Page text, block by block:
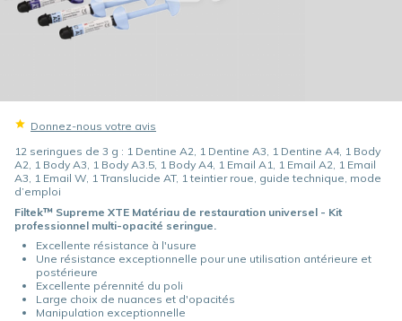
Donnez-nous votre avis
12 seringues de 3 g : 1 Dentine A2, 1 Dentine A3, 1 Dentine A4, 1 Body
A2, 1 Body A3, 1 Body A3.5, 1 Body A4, 1 Email A1, 1 Email A2, 1 Email
A3, 1 Email W, 1 Translucide AT, 1 teintier roue, guide technique, mode
d’emploi
Filtek™ Supreme XTE Matériau de restauration universel - Kit
professionnel multi-opacité seringue.
Excellente résistance à l'usure
Une résistance exceptionnelle pour une utilisation antérieure et
postérieure
Excellente pérennité du poli
Large choix de nuances et d'opacités
Manipulation exceptionnelle